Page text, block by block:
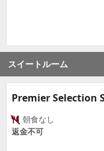
スイートルーム
Premier Selection
朝食なし
返金不可